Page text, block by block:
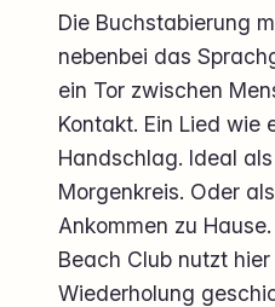
Die Buchstabierung
nebenbei das
ein Tor zwischen
Kontakt. Ein Lied wie
Handschlag. Ideal
Morgenkreis. Oder
Ankommen zu
Beach Club nutzt
Wiederholung